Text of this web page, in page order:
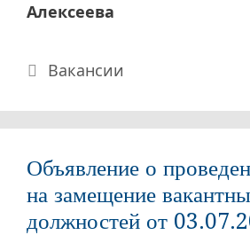
Алексеева
Рубрики
Вакансии
Объявление о
на замещение
должностей от